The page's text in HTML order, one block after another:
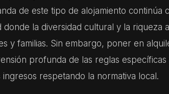
de este tipo de alojamiento continúa
donde la diversidad cultural y la riqueza
y familias. Sin embargo, poner en
profunda de las reglas específicas
respetando la normativa local.